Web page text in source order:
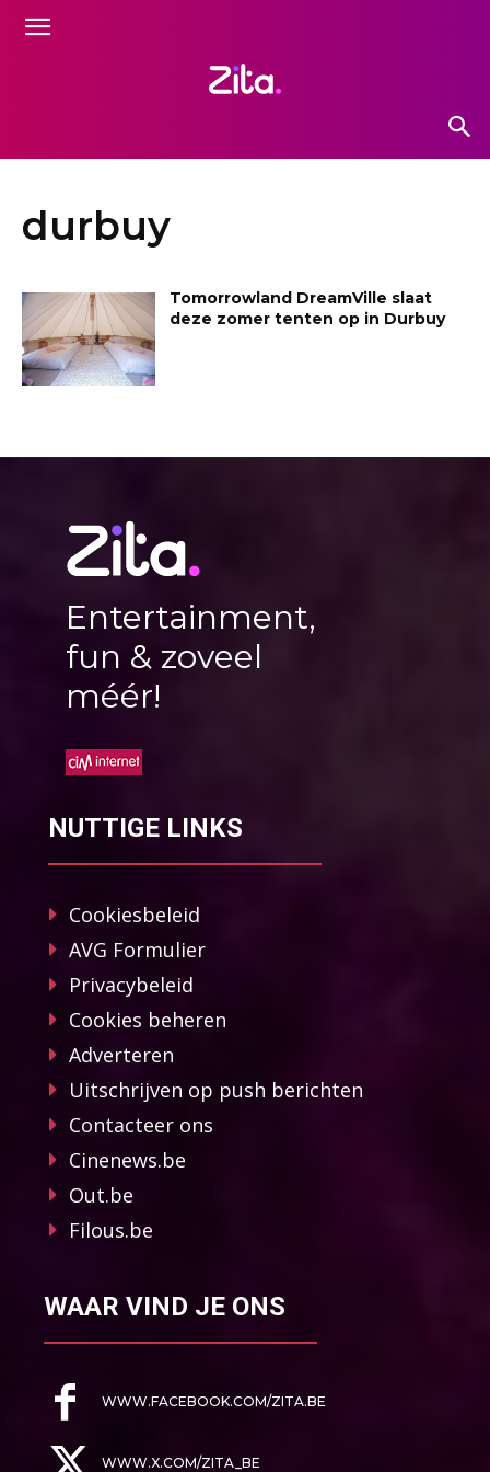
durbuy
Tomorrowland DreamVille slaat
deze zomer tenten op in Durbuy
Entertainment,
fun & zoveel
méér!
NUTTIGE LINKS
Cookiesbeleid
AVG Formulier
Privacybeleid
Cookies beheren
Adverteren
Uitschrijven op push berichten
Contacteer ons
Cinenews.be
Out.be
Filous.be
WAAR VIND JE ONS
WWW.FACEBOOK.COM/ZITA.BE
WWW.X.COM/ZITA_BE